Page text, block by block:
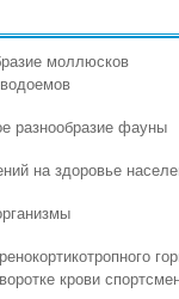
моллюсков
разнообразие фауны
на здоровье
крови